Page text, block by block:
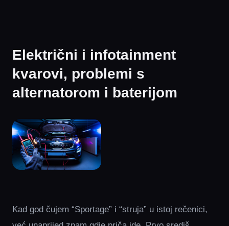
Električni i infotainment
kvarovi, problemi s
alternatorom i baterijom
Kad god čujem “Sportage” i “struja” u istoj rečenici,